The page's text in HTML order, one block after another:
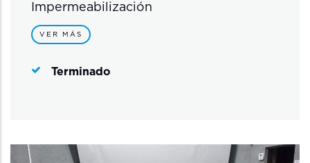
Impermeabilización
VER MÁS
Terminado